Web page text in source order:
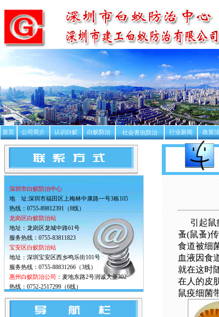
首页 公司简介 认识白蚁 白蚁防治 社会害虫防治 行业新闻 政策
深圳市白蚁防治中心
地 址:深圳市福田区上梅林中康路一号3栋105
热线：0755-89812391（8线）
龙岗区白蚁防治站
地址：龙岗区龙城中路61号
服务热线：0755-83811823
宝安区白蚁防治站
地址：深圳宝安区西乡鸣乐街101号
服务热线：0755-88831266（3线）
惠州白蚁防治公司 ：麦地东路2号润诚大厦302
热线：0752-2517299（6线）
引起
蚤(鼠蚤)
食道被细
血液因食
就在这时
在人的皮
鼠疫细菌